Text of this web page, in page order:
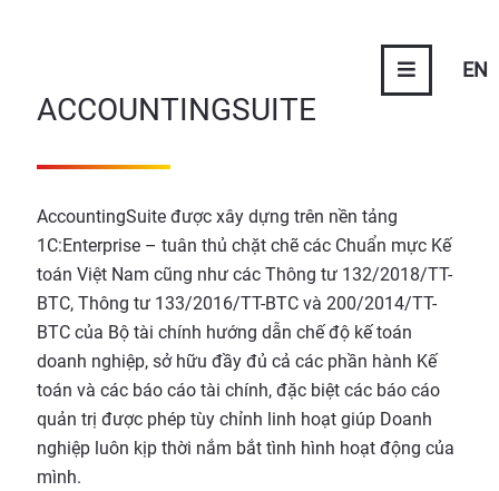
EN
ACCOUNTINGSUITE
AccountingSuite được xây dựng trên nền tảng
1C:Enterprise – tuân thủ chặt chẽ các Chuẩn mực Kế
toán Việt Nam cũng như các Thông tư 132/2018/TT-
BTC, Thông tư 133/2016/TT-BTC và 200/2014/TT-
BTC của Bộ tài chính hướng dẫn chế độ kế toán
doanh nghiệp, sở hữu đầy đủ cả các phần hành Kế
toán và các báo cáo tài chính, đặc biệt các báo cáo
quản trị được phép tùy chỉnh linh hoạt giúp Doanh
nghiệp luôn kịp thời nắm bắt tình hình hoạt động của
mình.